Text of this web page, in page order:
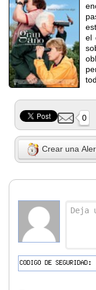
el
0
Crear una